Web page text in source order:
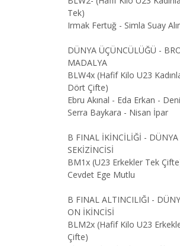
Tek)
Irmak Fertuğ - Simla Suay
DÜNYA ÜÇÜNCÜLÜĞÜ -
MADALYA
BLW4x (Hafif Kilo U23
Dört Çifte)
Ebru Akınal - Eda Erkan -
Serra Baykara - Nisan İpar
B FINAL İKİNCİLİĞİ - DÜNYA
SEKİZİNCİSİ
BM1x (U23 Erkekler Tek
Cevdet Ege Mutlu
B FINAL ALTINCILIĞI -
ON İKİNCİSİ
BLM2x (Hafif Kilo U23
Çifte)